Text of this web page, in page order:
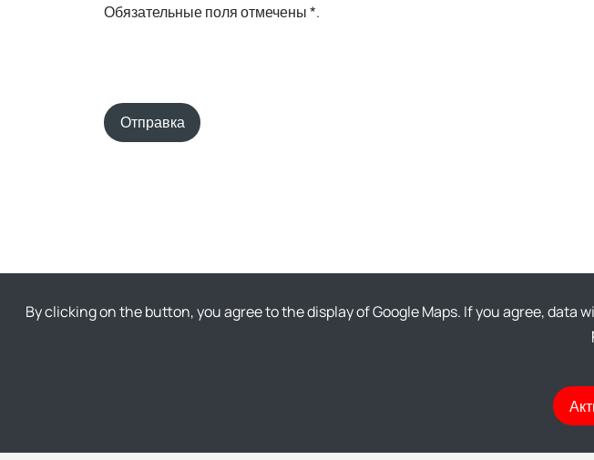
Обязательные поля отмечены *.
Отправка
By clicking on the button, you agree to the display of Google Maps. If you agree,